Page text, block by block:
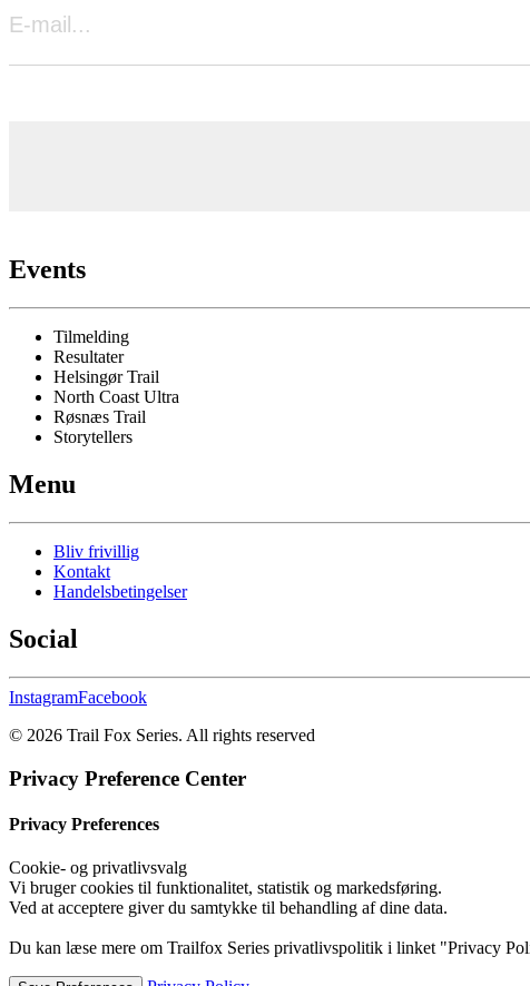
Events
Tilmelding
Resultater
Helsingør Trail
North Coast Ultra
Røsnæs Trail
Storytellers
Menu
Bliv frivillig
Kontakt
Handelsbetingelser
Social
InstagramFacebook
© 2026 Trail Fox Series. All rights reserved
Privacy Preference Center
Privacy Preferences
Cookie- og privatlivsvalg
Vi bruger cookies til funktionalitet, statistik og markedsføring.
Ved at acceptere giver du samtykke til behandling af dine data.
Du kan læse mere om Trailfox Series privatlivspolitik i linket "Privacy